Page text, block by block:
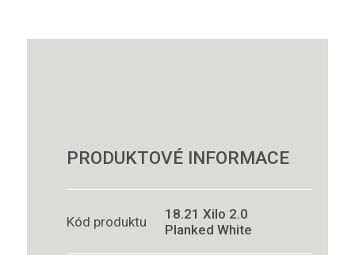
PRODUKTOVÉ INFORMACE
Kód produktu
18.21 Xilo 2.0
Planked White